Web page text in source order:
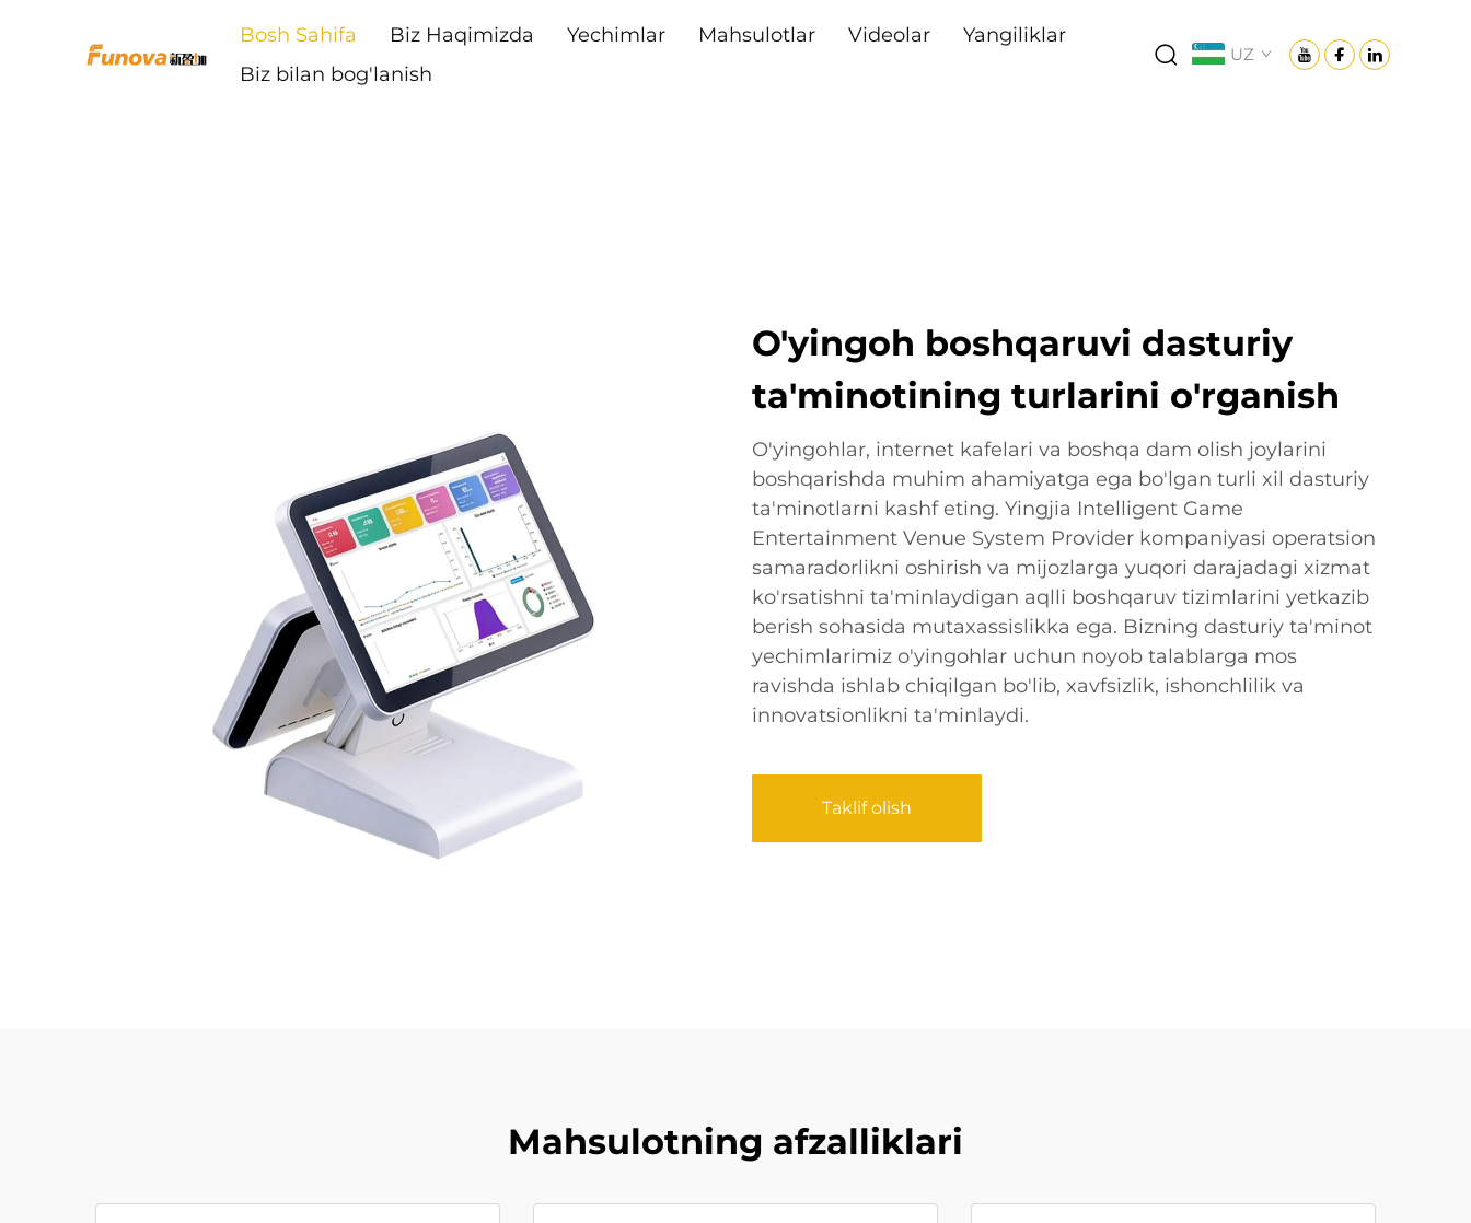
Bosh Sahifa Biz Haqimizda Yechimlar Mahsulotlar Videolar
Yangiliklar
Biz bilan bog'lanish
UZ
O'yingoh boshqaruvi dasturiy
ta'minotining turlarini o'rganish
O'yingohlar, internet kafelari va boshqa dam olish joylarini
boshqarishda muhim ahamiyatga ega bo'lgan turli xil dasturiy
ta'minotlarni kashf eting. Yingjia Intelligent Game
Entertainment Venue System Provider kompaniyasi operatsion
samaradorlikni oshirish va mijozlarga yuqori darajadagi xizmat
ko'rsatishni ta'minlaydigan aqlli boshqaruv tizimlarini yetkazib
berish sohasida mutaxassislikka ega. Bizning dasturiy ta'minot
yechimlarimiz o'yingohlar uchun noyob talablarga mos
ravishda ishlab chiqilgan bo'lib, xavfsizlik, ishonchlilik va
innovatsionlikni ta'minlaydi.
Taklif olish
Mahsulotning afzalliklari